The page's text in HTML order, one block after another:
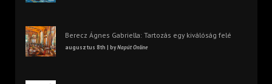
Berecz Ágnes Gabriella: Tartozás egy kiválóság felé
augusztus 8th | byNapút Online